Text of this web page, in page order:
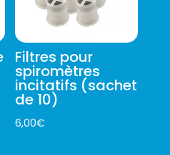
Filtres pour
spiromètres
incitatifs (sachet
de 10)
6,00€